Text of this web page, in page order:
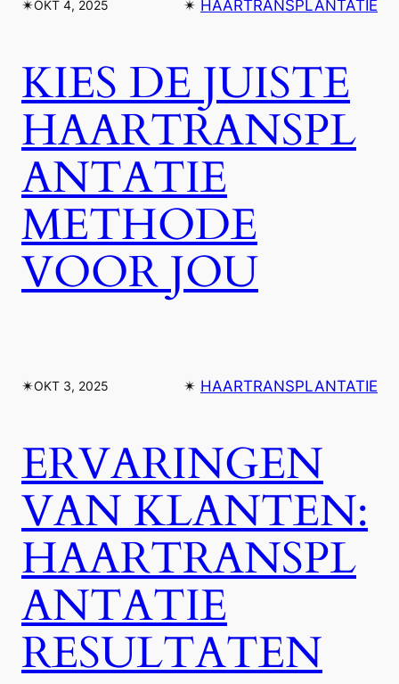
✴︎OKT 4, 2025 ✴︎ HAARTRANSPLANTATIE
KIES DE JUISTE
HAARTRANSPL
ANTATIE
METHODE
VOOR JOU
✴︎OKT 3, 2025 ✴︎ HAARTRANSPLANTATIE
ERVARINGEN
VAN KLANTEN:
HAARTRANSPL
ANTATIE
RESULTATEN